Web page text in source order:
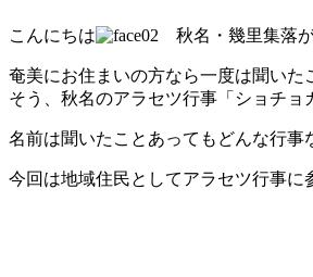
こんにちは 秋名・幾里集落が
奄美にお住まいの方なら一度は聞いた
そう、秋名のアラセツ行事「ショチョ
名前は聞いたことあってもどんな行事
今回は地域住民としてアラセツ行事に